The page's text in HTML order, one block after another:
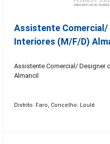
Assistente Comercial/
Interiores (m/f/d)
Assistente Comercial/ Designer
Almancil
Distrito: Faro, Concelho: Loulé